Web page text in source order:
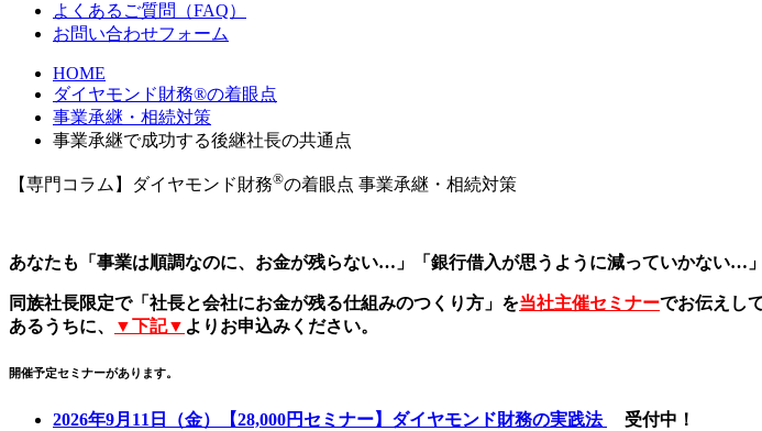
よくあるご質問（FAQ）
お問い合わせフォーム
HOME
ダイヤモンド財務®の着眼点
事業承継・相続対策
事業承継で成功する後継社長の共通点
【専門コラム】ダイヤモンド財務®の着眼点 事業承継・相続対策
あなたも「事業は順調なのに、お金が残らない…」「銀行借入が思うように減っていかない…
同族社長限定で「社長と会社にお金が残る仕組みのつくり方」を当社主催セミナーでお伝えし
あるうちに、
▼下記▼ よりお申込みください。
開催予定セミナーがあります。
2026年9月11日（金）【28,000円セミナー】ダイヤモンド財務の実践法
受付中！